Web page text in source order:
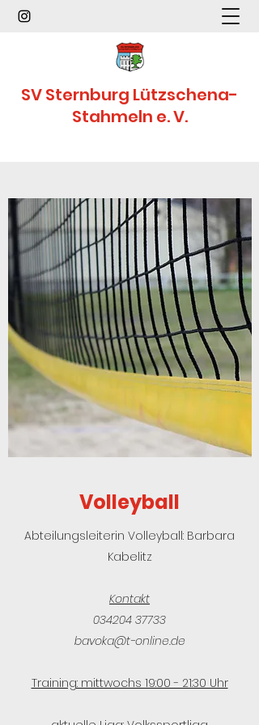
SV Sternburg Lützschena-
Stahmeln e. V.
Volleyball
Abteilungsleiterin Volleyball: Barbara
Kabelitz
Kontakt
034204 37733
bavoka@t-online.de
Training: mittwochs 19:00 - 21:30 Uhr